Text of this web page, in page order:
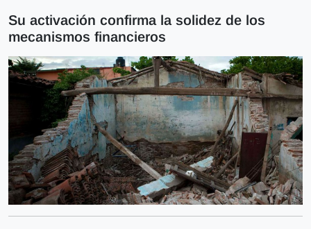
Su activación confirma la solidez de los
mecanismos financieros